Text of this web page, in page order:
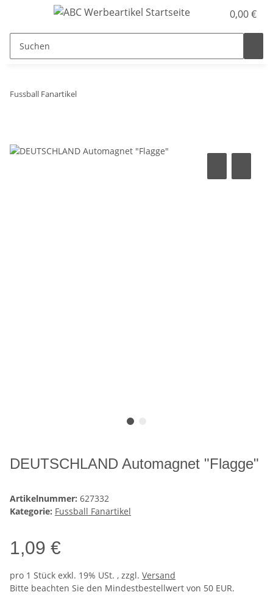
0,00 €
Fussball Fanartikel
DEUTSCHLAND Automagnet "Flagge"
Artikelnummer: 627332
Kategorie: Fussball Fanartikel
1,09 €
pro 1 Stück exkl. 19% USt. , zzgl. Versand
Bitte beachten Sie den Mindestbestellwert von 50 EUR.